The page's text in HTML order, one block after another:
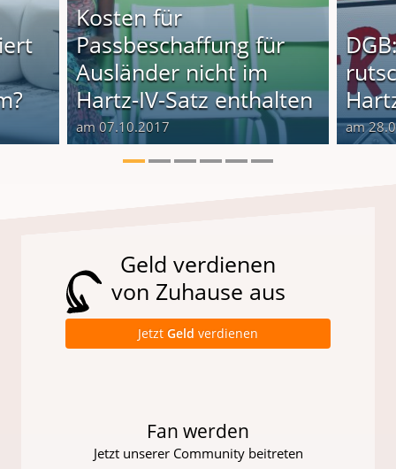
Kosten für
Passbeschaffung für
Ausländer nicht im
Hartz-IV-Satz enthalten
am 07.10.2017 am
Geld verdienen
von Zuhause aus
Jetzt Geld verdienen
Fan werden
Jetzt unserer Community beitreten